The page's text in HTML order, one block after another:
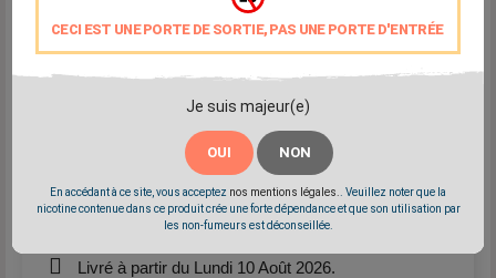
CECI EST UNE PORTE DE SORTIE, PAS UNE PORTE D'ENTRÉE
Je suis majeur(e)
OUI NON
En accédant à ce site, vous acceptez nos mentions légales.. Veuillez noter que la
nicotine contenue dans ce produit crée une forte dépendance et que son utilisation par
les non-fumeurs est déconseillée.
Marque: Alfaliquid
Une menthe douce fleurie et parfumée
Disponible en 0mg - 3mg - 6 mg - 11mg - 16mg
Partager Tweet Pinterest
Livré à partir du Lundi 10 Août 2026.